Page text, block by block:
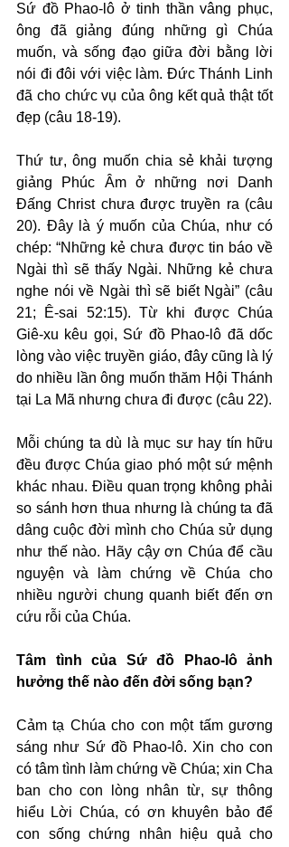
Sứ đồ Phao-lô ở tinh thần vâng phục,
ông đã giảng đúng những gì Chúa
muốn, và sống đạo giữa đời bằng lời
nói đi đôi với việc làm. Đức Thánh Linh
đã cho chức vụ của ông kết quả thật tốt
đẹp (câu 18-19).
Thứ tư, ông muốn chia sẻ khải tượng
giảng Phúc Âm ở những nơi Danh
Đấng Christ chưa được truyền ra (câu
20). Đây là ý muốn của Chúa, như có
chép: “Những kẻ chưa được tin báo về
Ngài thì sẽ thấy Ngài. Những kẻ chưa
nghe nói về Ngài thì sẽ biết Ngài” (câu
21; Ê-sai 52:15). Từ khi được Chúa
Giê-xu kêu gọi, Sứ đồ Phao-lô đã dốc
lòng vào việc truyền giáo, đây cũng là lý
do nhiều lần ông muốn thăm Hội Thánh
tại La Mã nhưng chưa đi được (câu 22).
Mỗi chúng ta dù là mục sư hay tín hữu
đều được Chúa giao phó một sứ mệnh
khác nhau. Điều quan trọng không phải
so sánh hơn thua nhưng là chúng ta đã
dâng cuộc đời mình cho Chúa sử dụng
như thế nào. Hãy cậy ơn Chúa để cầu
nguyện và làm chứng về Chúa cho
nhiều người chung quanh biết đến ơn
cứu rỗi của Chúa.
Tâm tình của Sứ đồ Phao-lô ảnh
hưởng thế nào đến đời sống bạn?
Cảm tạ Chúa cho con một tấm gương
sáng như Sứ đồ Phao-lô. Xin cho con
có tâm tình làm chứng về Chúa; xin Cha
ban cho con lòng nhân từ, sự thông
hiểu Lời Chúa, có ơn khuyên bảo để
con sống chứng nhân hiệu quả cho